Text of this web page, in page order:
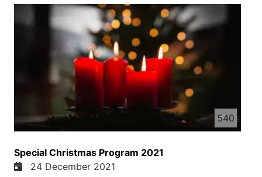
540
Special Christmas Program 2021
24 December 2021